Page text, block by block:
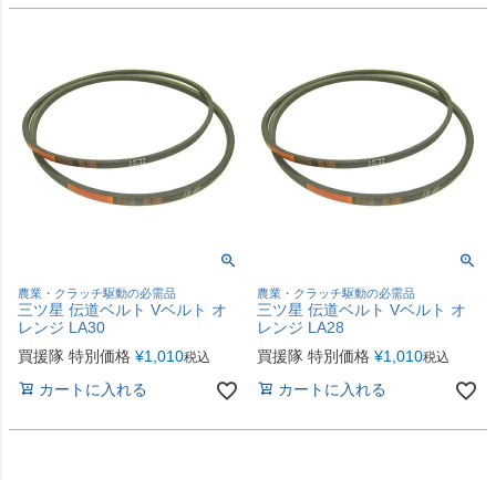
農業・クラッチ駆動の必需品
三ツ星 伝道ベルト Vベルト オ
レンジ LA30
買援隊 特別価格 ¥1,010税込
カートに入れる
農業・クラッチ駆動の必需品
三ツ星 伝道ベルト Vベルト オ
レンジ LA28
買援隊 特別価格 ¥1,010税込
カートに入れる